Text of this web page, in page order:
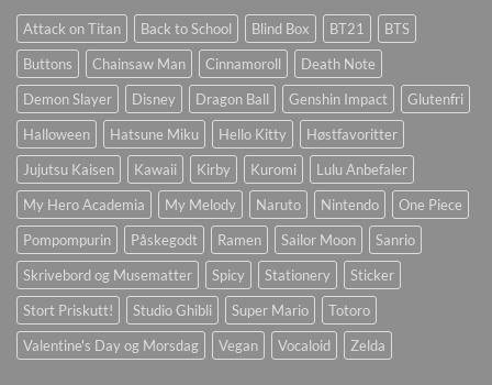
Attack on Titan Back to School Blind Box BT21
BTS
Buttons
Chainsaw Man Cinnamoroll
Death Note
Demon Slayer
Disney Dragon Ball Genshin Impact
Glutenfri
Halloween
Hatsune Miku Hello Kitty
Høstfavoritter
Jujutsu Kaisen
Kawaii Kirby Kuromi
Lulu Anbefaler
My Hero Academia
My Melody Naruto Nintendo
One Piece
Pompompurin
Påskegodt Ramen Sailor Moon
Sanrio
Skrivebord og Musematter
Spicy Stationery
Sticker
Stort Priskutt!
Studio Ghibli Super Mario
Totoro
Valentine's Day og Morsdag
Vegan Vocaloid Zelda